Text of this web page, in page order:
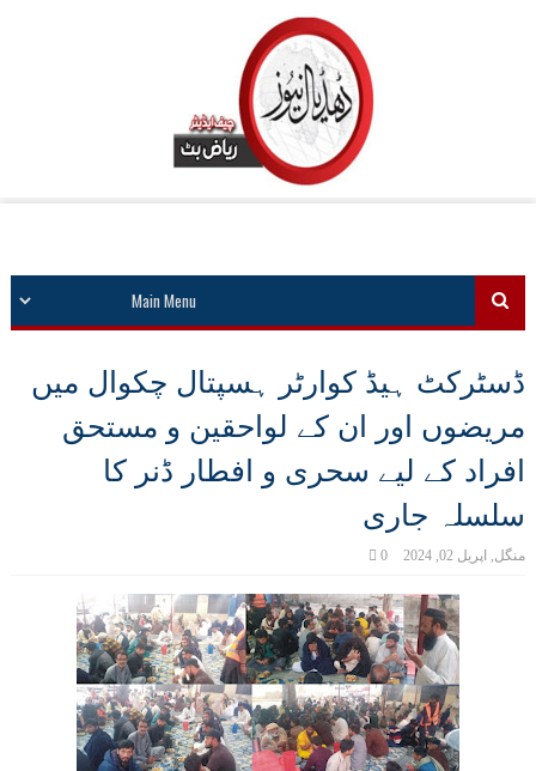
ڈسٹرکٹ ہیڈ کوارٹر ہسپتال چکوال میں
مریضوں اور ان کے لواحقین و مستحق
افراد کے لیے سحری و افطار ڈنر کا
سلسلہ جاری
منگل, اپریل 02, 2024 0